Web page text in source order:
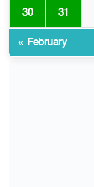
১০
30 31
« February